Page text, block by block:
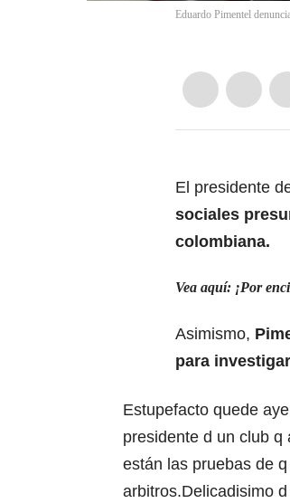
Eduardo Pimentel
El presidente
sociales
colombiana.
Vea aquí: ¡Por
Asimismo,
para
Estupefacto quede
presidente d un club
están las pruebas de
arbitros.Delicadisimo